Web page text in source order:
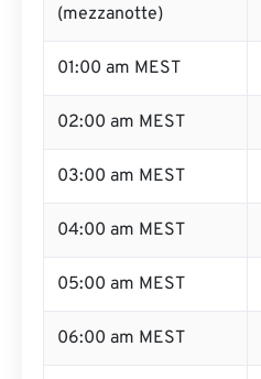
(mezzanotte)
01:00 am MEST
02:00 am MEST
03:00 am MEST
04:00 am MEST
05:00 am MEST
06:00 am MEST